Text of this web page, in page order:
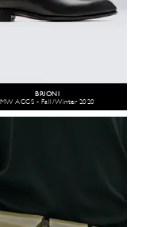
BRIONI
MW ACCS - Fall/Winter 2020